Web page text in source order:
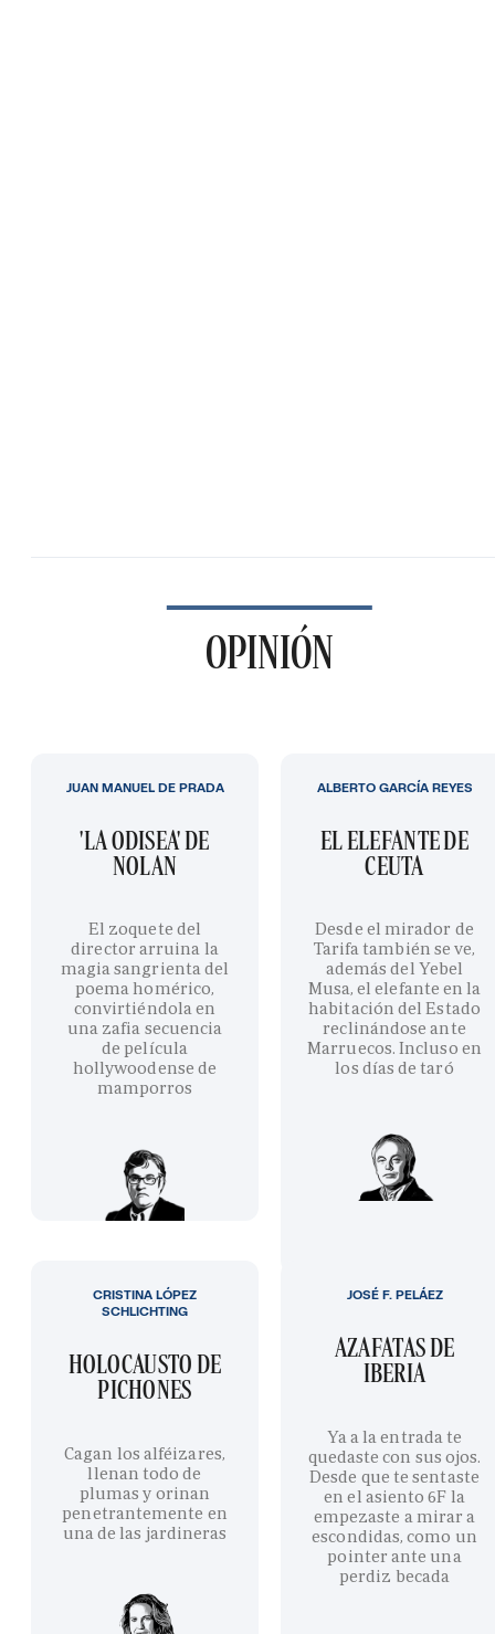
OPINIÓN
'LA ODISEA' DE
NOLAN
El zoquete del
director arruina la
magia sangrienta del
poema homérico,
convirtiéndola en
una zafia secuencia
de película
hollywoodense de
mamporros
JUAN MANUEL DE PRADA
EL ELEFANTE DE
CEUTA
Desde el mirador de
Tarifa también se ve,
además del Yebel
Musa, el elefante en la
habitación del Estado
reclinándose ante
Marruecos. Incluso en
los días de taró
ALBERTO GARCÍA REYES
HOLOCAUSTO DE
PICHONES
Cagan los alféizares,
llenan todo de
plumas y orinan
penetrantemente en
una de las jardineras
CRISTINA LÓPEZ
SCHLICHTING
AZAFATAS DE
IBERIA
Ya a la entrada te
quedaste con sus ojos.
Desde que te sentaste
en el asiento 6F la
empezaste a mirar a
escondidas, como un
pointer ante una
perdiz becada
JOSÉ F. PELÁEZ